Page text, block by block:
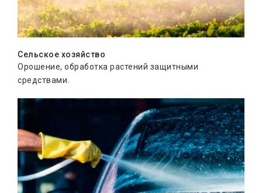
Сельское хозяйство
Орошение, обработка растений защитными
средствами.